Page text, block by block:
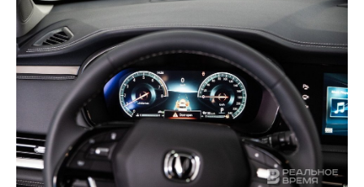
КОМУ ПРИНАДЛЕЖАТ
ТОРГОВЫЕ ЦЕНТРЫ
ТАТАРСТАНА
БЮДЖЕТ
ИНВЕСТИЦИИ
МАШИНОСТРОЕНИЕ
НЕФТЕХИМИЯ
НЕФТЬ
ОПК
ЭНЕРГЕТИКА
НОВОСТИ АВТО
БИЗНЕС
НОВОСТИ БИЗНЕСА
РОЗНИЧНАЯ ТОРГОВЛЯ
ТРАНСПОРТ
УСЛУГИ
ТЕХНОЛОГИИ
НОВОСТИ ТЕХНОЛОГИЙ
IT
МЕДИА
МЕРОПРИЯТИЯ
НОВОСТИ МЕРОПРИЯТИЙ
ВЫЕЗДНАЯ РЕДАКЦИЯ
СПОРТ
НОВОСТИ СПОРТА
ОБЩЕСТВО